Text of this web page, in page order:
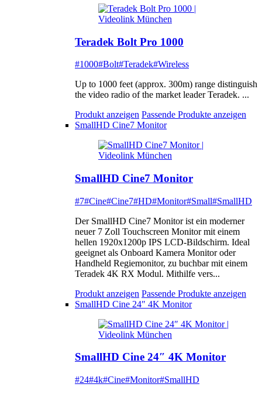
Teradek Bolt Pro 1000
#1000#Bolt#Teradek#Wireless
Up to 1000 feet (approx. 300m) range distinguish
the video radio of the market leader Teradek. ...
Produkt anzeigen Passende Produkte anzeigen
SmallHD Cine7 Monitor
SmallHD Cine7 Monitor
#7#Cine#Cine7#HD#Monitor#Small#SmallHD
Der SmallHD Cine7 Monitor ist ein moderner
neuer 7 Zoll Touchscreen Monitor mit einem
hellen 1920x1200p IPS LCD-Bildschirm. Ideal
geeignet als Onboard Kamera Monitor oder
Handheld Regiemonitor, zu buchbar mit einem
Teradek 4K RX Modul. Mithilfe vers...
Produkt anzeigen Passende Produkte anzeigen
SmallHD Cine 24″ 4K Monitor
SmallHD Cine 24″ 4K Monitor
#24#4k#Cine#Monitor#SmallHD